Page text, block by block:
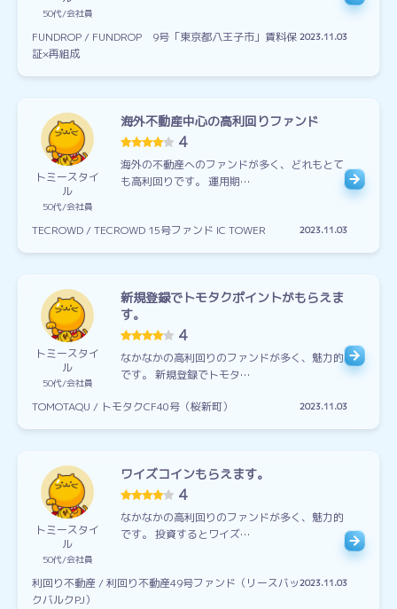
50代 会社員
FUNDROP / FUNDROP 9号「東京都八王子市」賃料保
証×再組成
2023.11.03
トミースタイ
ル
50代 会社員
海外不動産中心の高利回りファンド
4
海外の不動産へのファンドが多く、どれもとて
も高利回りです。 運用期…
TECROWD / TECROWD 15号ファンド IC TOWER 2023.11.03
トミースタイ
ル
50代 会社員
新規登録でトモタクポイントがもらえま
す。
4
なかなかの高利回りのファンドが多く、魅力的
です。 新規登録でトモタ…
TOMOTAQU / トモタクCF40号（桜新町） 2023.11.03
トミースタイ
ル
50代 会社員
ワイズコインもらえます。
4
なかなかの高利回りのファンドが多く、魅力的
です。 投資するとワイズ…
利回り不動産 / 利回り不動産49号ファンド（リースバッ
クバルクPJ）
2023.11.03